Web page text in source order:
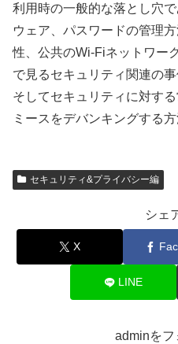
利用時の一般的な落とし穴
ウェア、パスワードの管理
性、公共のWi-Fiネットワー
で見るセキュリティ関連の
そしてセキュリティに対す
ミースをデバンキングする
セキュリティ&プライバシー編
シェ
X
LINE
adminをフ